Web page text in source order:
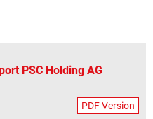
PSC Holding AG
PDF Version